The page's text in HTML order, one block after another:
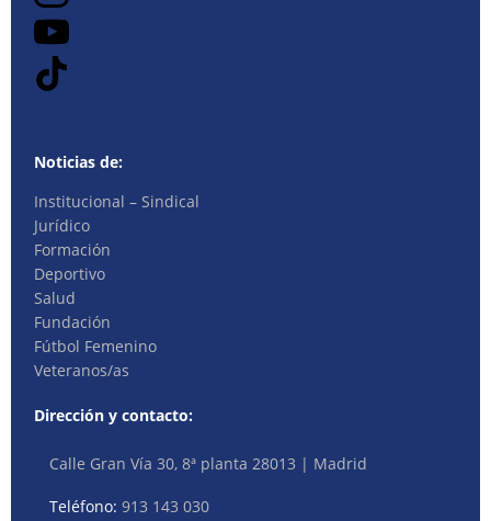
Noticias de:
Institucional – Sindical
Jurídico
Formación
Deportivo
Salud
Fundación
Fútbol Femenino
Veteranos/as
Dirección y contacto:
Calle Gran Vía 30, 8ª planta 28013 | Madrid
Teléfono:913 143 030